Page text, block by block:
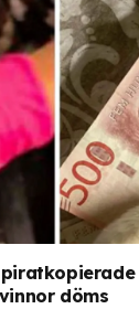
döms